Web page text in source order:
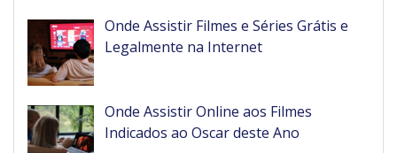
Onde Assistir Filmes e Séries Grátis e
Legalmente na Internet
Onde Assistir Online aos Filmes
Indicados ao Oscar deste Ano